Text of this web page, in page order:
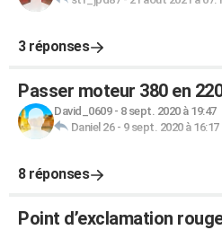
3 réponses
Passer moteur 380 en 220
David_0609- 8 sept. 2020 à 19:47
Daniel 26- 9 sept. 2020 à 16:17
8 réponses
Point d’exclamation